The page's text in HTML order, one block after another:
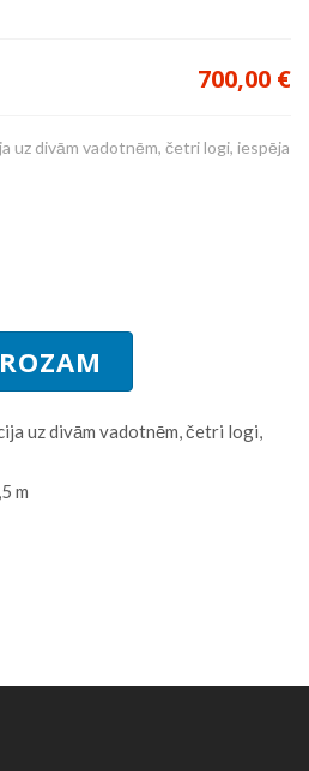
700,00 €
uz divām vadotnēm, četri logi, iespēja
uz divām vadotnēm, četri logi,
m